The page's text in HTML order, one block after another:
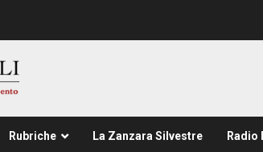
Rubriche La Zanzara Silvestre Radio